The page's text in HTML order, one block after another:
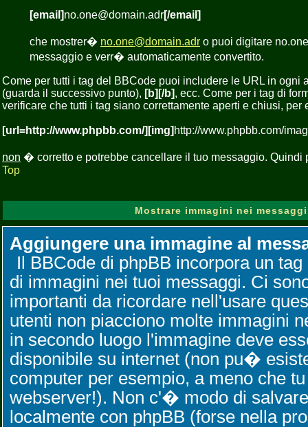
[email]no.one@domain.adr[/email]
che mostrer� no.one@domain.adr o puoi digitare
messaggio e verr� automaticamente convertito.
Come per tutti i tag del BBCode puoi includere le URL in ogni
(guarda il successivo punto), [b][/b], ecc. Come per i tag di
verificare che tutti i tag siano correttamente aperti e chiusi, per
[url=http://www.phpbb.com/][img] http://www.phpbb.com/
non � corretto e potrebbe cancellare il tuo messaggio. Quindi
Top
Mostrare immagini nei messaggi
Aggiungere una immagine al
Il BBCode di phpBB incorpora un
di immagini nei tuoi messaggi. Ci
importanti da ricordare nell'usare
utenti non piacciono molte immagini
in secondo luogo l'immagine deve
disponibile su internet (non pu�
computer per esempio, a meno che
webserver!). Non c'� modo di
localmente con phpBB (forse nella